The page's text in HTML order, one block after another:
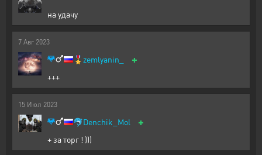
на удачу
7 Авг 2023
🎖️ zemlyanin_ +
+++
15 Июл 2023
🐬Denchik_Mol +
+ за торг ! )))